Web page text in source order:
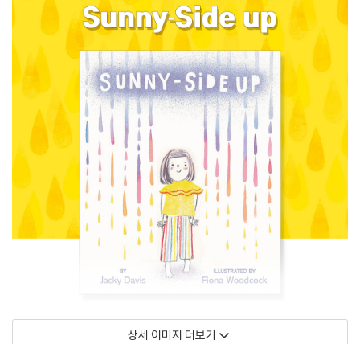
상세 이미지 더보기